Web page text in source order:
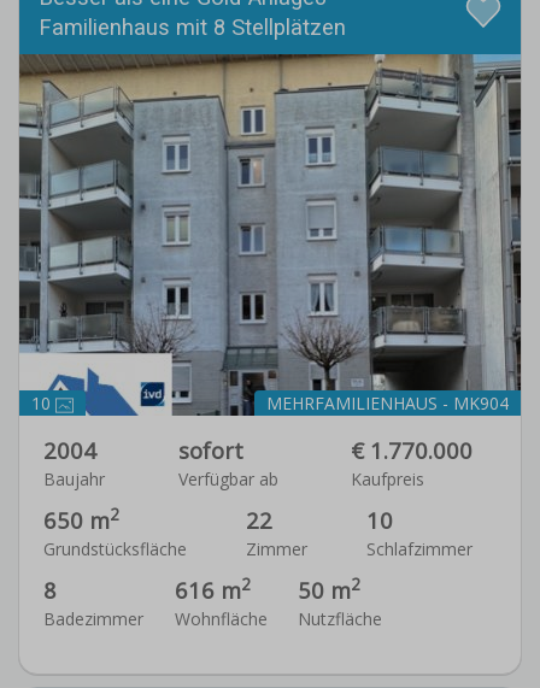
Familienhaus mit 8 Stellplätzen
10 MEHRFAMILIENHAUS - MK904
2004
Baujahr
sofort
Verfügbar ab
€ 1.770.000
Kaufpreis
650 m2
Grundstücksfläche
22
Zimmer
10
Schlafzimmer
8
Badezimmer
616 m2
Wohnfläche
50 m2
Nutzfläche